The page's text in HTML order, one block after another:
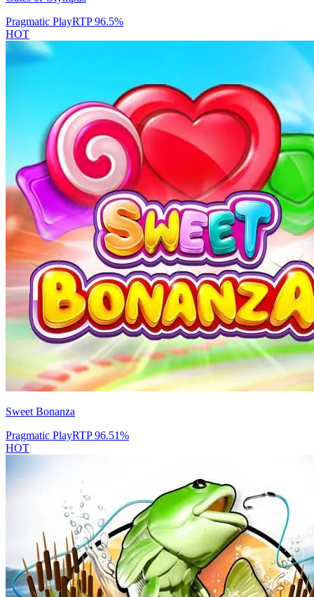
Pragmatic PlayRTP96.5%
HOT
Sweet Bonanza
Pragmatic PlayRTP96.51%
HOT